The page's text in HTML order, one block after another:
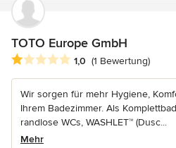
TOTO Europe GmbH
Durchschnittliche Bewertung: 1
1,0 (1 Bewertung)
Wir sorgen für mehr Hygiene,
Ihrem Badezimmer. Als
randlose WCs, WASHLET™ (Dusc...
Mehr